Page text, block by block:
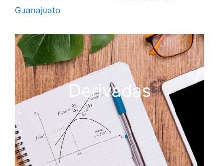
Guanajuato
Derivadas